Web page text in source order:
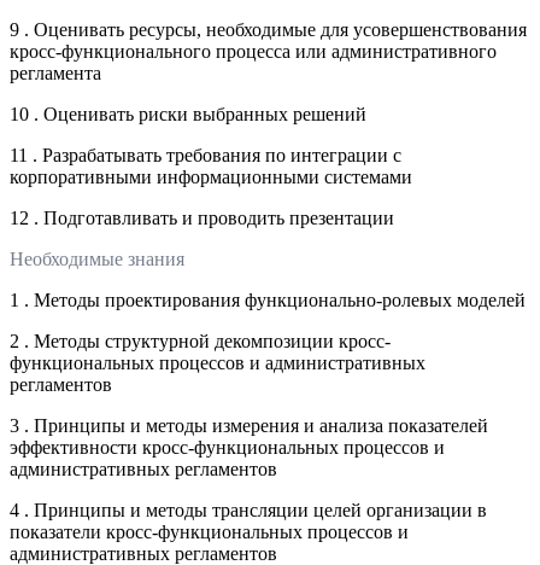
9 . Оценивать ресурсы, необходимые для усовершенствования
кросс-функционального процесса или административного
регламента
10 . Оценивать риски выбранных решений
11 . Разрабатывать требования по интеграции с
корпоративными информационными системами
12 . Подготавливать и проводить презентации
Необходимые знания
1 . Методы проектирования функционально-ролевых моделей
2 . Методы структурной декомпозиции кросс-
функциональных процессов и административных
регламентов
3 . Принципы и методы измерения и анализа показателей
эффективности кросс-функциональных процессов и
административных регламентов
4 . Принципы и методы трансляции целей организации в
показатели кросс-функциональных процессов и
административных регламентов